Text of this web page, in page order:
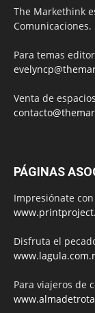
The Markethink
Comunicaciones.
Para temas
Venta de
PÁGINAS
Impresiónate
Disfruta el
Para viajeros de